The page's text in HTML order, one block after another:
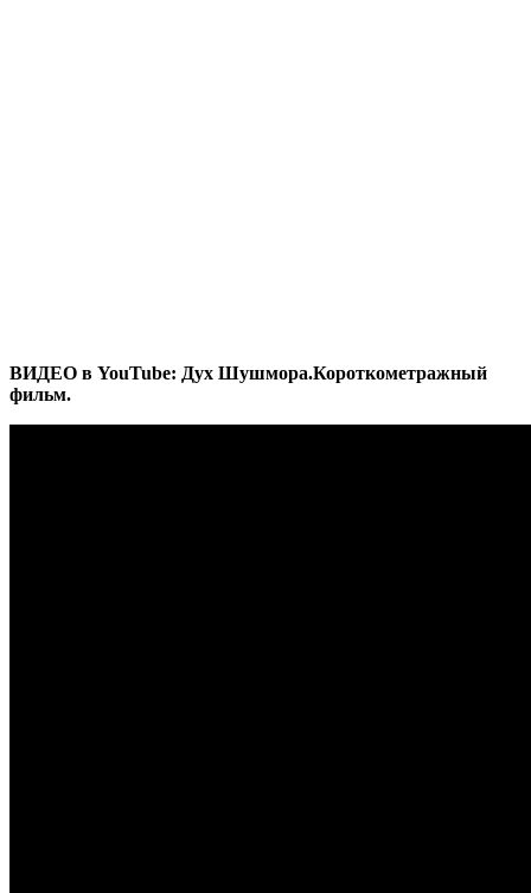
ВИДЕО в YouTube: Дух Шушмора.Короткометражный
фильм.